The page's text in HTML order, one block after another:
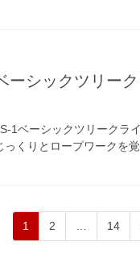
ーシックツリー
1ベーシックツリークラ
くりとロープワークを
固
定
1
固
定
2
固
定
14